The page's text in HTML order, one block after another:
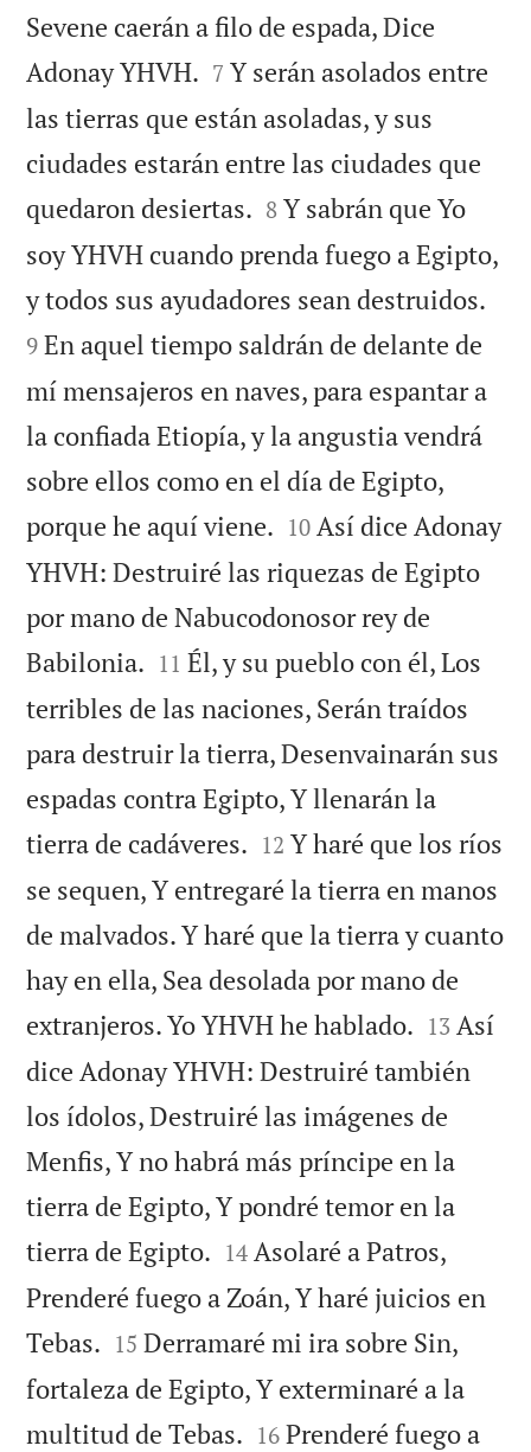
Sevene caerán a filo de espada, Dice
Adonay YHVH. 

7 Y serán asolados entre
las tierras que están asoladas, y sus
ciudades estarán entre las ciudades que
quedaron desiertas. 

8 Y sabrán que Yo
soy YHVH cuando prenda fuego a Egipto,
y todos sus ayudadores sean destruidos.
9 En aquel tiempo saldrán de delante de
mí mensajeros en naves, para espantar a
la confiada Etiopía, y la angustia vendrá
sobre ellos como en el día de Egipto,
porque he aquí viene. 

10 Así dice Adonay
YHVH: Destruiré las riquezas de Egipto
por mano de Nabucodonosor rey de
Babilonia. 

11 Él, y su pueblo con él, Los
terribles de las naciones, Serán traídos
para destruir la tierra, Desenvainarán sus
espadas contra Egipto, Y llenarán la
tierra de cadáveres. 

12 Y haré que los ríos
se sequen, Y entregaré la tierra en manos
de malvados. Y haré que la tierra y cuanto
hay en ella, Sea desolada por mano de
extranjeros. Yo YHVH he hablado. 

13 Así
dice Adonay YHVH: Destruiré también
los ídolos, Destruiré las imágenes de
Menfis, Y no habrá más príncipe en la
tierra de Egipto, Y pondré temor en la
tierra de Egipto. 

14 Asolaré a Patros,
Prenderé fuego a Zoán, Y haré juicios en
Tebas. 

15 Derramaré mi ira sobre Sin,
fortaleza de Egipto, Y exterminaré a la
multitud de Tebas. 

16 Prenderé fuego a